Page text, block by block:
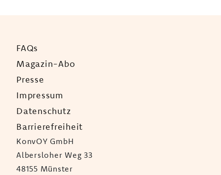
FAQs
Magazin-Abo
Presse
Impressum
Datenschutz
Barrierefreiheit
KonvOY GmbH
Albersloher Weg 33
48155 Münster